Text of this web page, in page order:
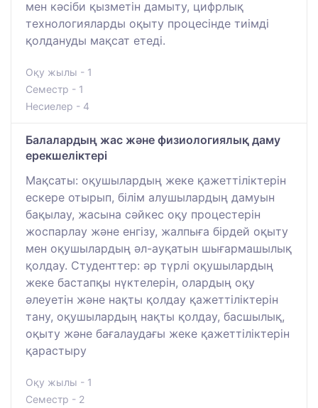
мен кәсіби қызметін дамыту, цифрлық
технологияларды оқыту процесінде тиімді
қолдануды мақсат етеді.
Оқу жылы - 1
Семестр - 1
Несиелер - 4
Балалардың жас және физиологиялық даму
ерекшеліктері
Мақсаты: оқушылардың жеке қажеттіліктерін
ескере отырып, білім алушылардың дамуын
бақылау, жасына сәйкес оқу процестерін
жоспарлау және енгізу, жалпыға бірдей оқыту
мен оқушылардың әл-ауқатын шығармашылық
қолдау. Студенттер: әр түрлі оқушылардың
жеке бастапқы нүктелерін, олардың оқу
әлеуетін және нақты қолдау қажеттіліктерін
тану, оқушылардың нақты қолдау, басшылық,
оқыту және бағалаудағы жеке қажеттіліктерін
қарастыру
Оқу жылы - 1
Семестр - 2